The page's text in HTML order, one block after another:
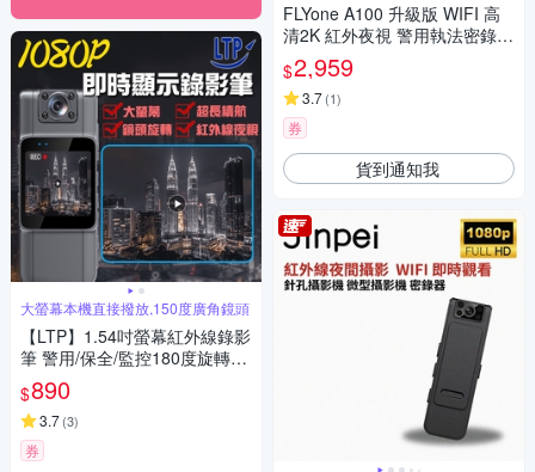
大螢幕本機直接撥放,150度廣角鏡頭
【LTP】1.54吋螢幕紅外線錄影
筆 警用/保全/監控180度旋轉鏡
頭/針孔攝影機MD003
$890
3.7(3)
券
FLYone A100 升級版 WIFI 高
清2K 紅外夜視 警用執法密錄器
(加碼送 專用座充)-急
$2,959
3.7(1)
券
貨到通知我